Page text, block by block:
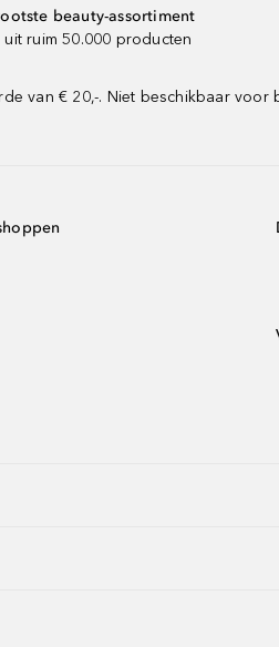
beauty-assortiment
uit ruim 50.000 producten
van € 20,-. Niet beschikbaar